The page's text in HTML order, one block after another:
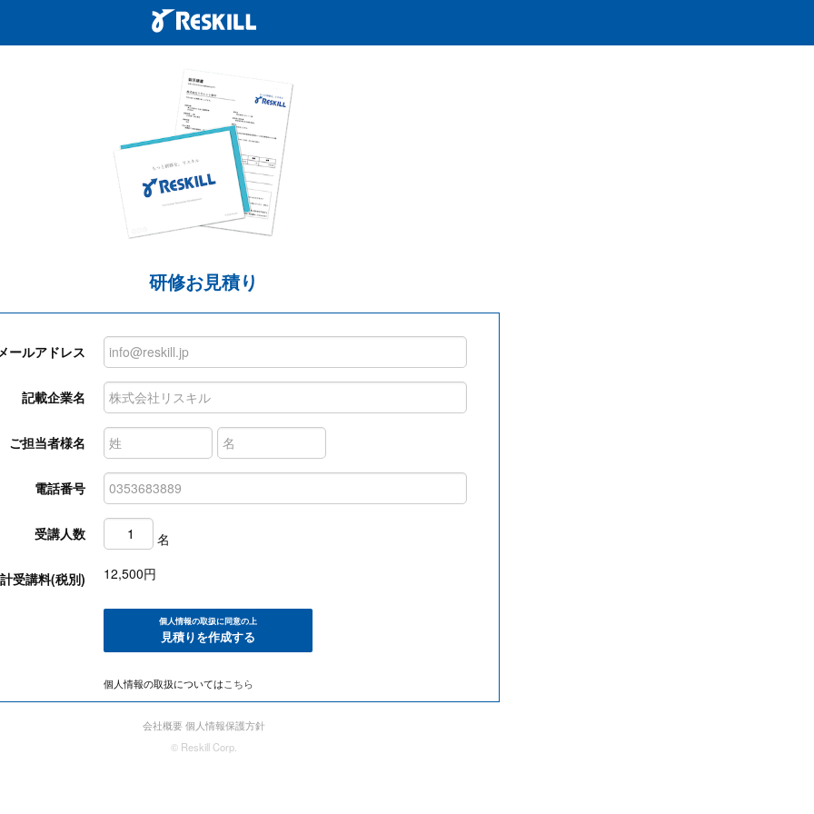
研修お見積り
ールアドレス
記載企業名
ご担当者様名
電話番号
受講人数 名
受講料(税別) 12,500円
個人情報の取扱に同意の上
見積りを作成する
個人情報の取扱についてはこちら
会社概要 個人情報保護方針
© Reskill Corp.